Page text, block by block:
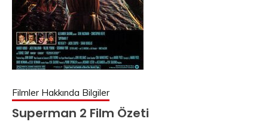
Filmler Hakkında Bilgiler
Superman 2 Film Özeti